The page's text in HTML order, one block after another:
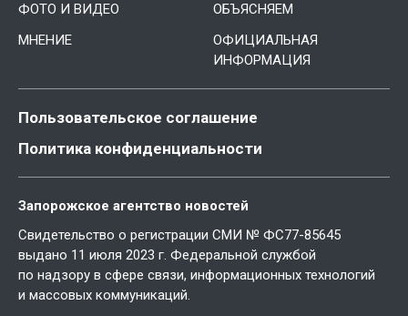
ФОТО И ВИДЕО
ОБЪЯСНЯЕМ
МНЕНИЕ
ОФИЦИАЛЬНАЯ
ИНФОРМАЦИЯ
Пользовательское соглашение
Политика конфиденциальности
Запорожское агентство новостей
Свидетельство о регистрации СМИ № ФС77-85645
выдано 11 июля 2023 г. Федеральной службой
по надзору в сфере связи, информационных технологий
и массовых коммуникаций.